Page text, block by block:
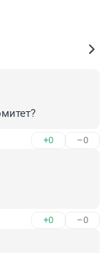
+0 –0
+0 –0